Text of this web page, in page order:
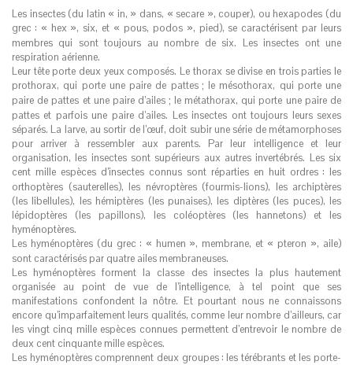
Les insectes (du latin « in, » dans, « secare », couper), ou hexapodes (du
grec : « hex », six, et « pous, podos », pied), se caractérisent par leurs
membres qui sont toujours au nombre de six. Les insectes ont une
respiration aérienne.
Leur tête porte deux yeux composés. Le thorax se divise en trois parties le
prothorax, qui porte une paire de pattes ; le mésothorax, qui porte une
paire de pattes et une paire d’ailes ; le métathorax, qui porte une paire de
pattes et parfois une paire d’ailes. Les insectes ont toujours leurs sexes
séparés. La larve, au sortir de l’œuf, doit subir une série de métamorphoses
pour arriver à ressembler aux parents. Par leur intelligence et leur
organisation, les insectes sont supérieurs aux autres invertébrés. Les six
cent mille espèces d’insectes connus sont réparties en huit ordres : les
orthoptères (sauterelles), les névroptères (fourmis-lions), les archiptères
(les libellules), les hémiptères (les punaises), les diptères (les puces), les
lépidoptères (les papillons), les coléoptères (les hannetons) et les
hyménoptères.
Les hyménoptères (du grec : « humen », membrane, et « pteron », aile)
sont caractérisés par quatre ailes membraneuses.
Les hyménoptères forment la classe des insectes la plus hautement
organisée au point de vue de l’intelligence, à tel point que ses
manifestations confondent la nôtre. Et pourtant nous ne connaissons
encore qu’imparfaitement leurs qualités, comme leur nombre d’ailleurs, car
les vingt cinq mille espèces connues permettent d’entrevoir le nombre de
deux cent cinquante mille espèces.
Les hyménoptères comprennent deux groupes : les térébrants et les porte-